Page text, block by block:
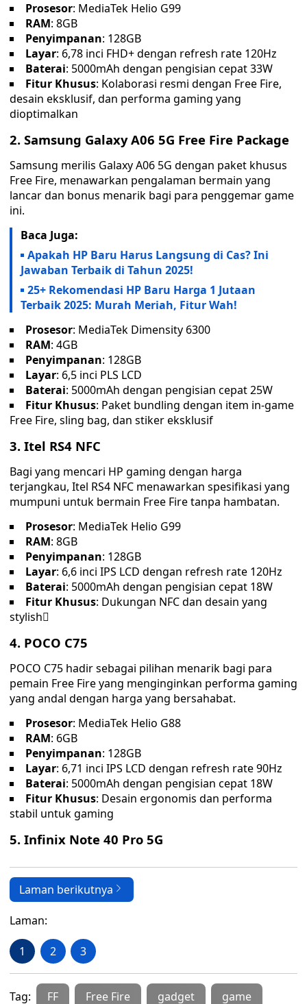
Prosesor: MediaTek Helio G99
RAM: 8GB
Penyimpanan: 128GB
Layar: 6,78 inci FHD+ dengan refresh rate 120Hz
Baterai: 5000mAh dengan pengisian cepat 33W
Fitur Khusus: Kolaborasi resmi dengan Free Fire,
desain eksklusif, dan performa gaming yang
dioptimalkan
2. Samsung Galaxy A06 5G Free Fire Package
Samsung merilis Galaxy A06 5G dengan paket khusus
Free Fire, menawarkan pengalaman bermain yang
lancar dan bonus menarik bagi para penggemar game
ini.
Baca Juga:
Apakah HP Baru Harus Langsung di Cas? Ini
Jawaban Terbaik di Tahun 2025!
25+ Rekomendasi HP Baru Harga 1 Jutaan
Terbaik 2025: Murah Meriah, Fitur Wah!
Prosesor: MediaTek Dimensity 6300
RAM: 4GB
Penyimpanan: 128GB
Layar: 6,5 inci PLS LCD
Baterai: 5000mAh dengan pengisian cepat 25W
Fitur Khusus: Paket bundling dengan item in-game
Free Fire, sling bag, dan stiker eksklusif
3. Itel RS4 NFC
Bagi yang mencari HP gaming dengan harga
terjangkau, Itel RS4 NFC menawarkan spesifikasi yang
mumpuni untuk bermain Free Fire tanpa hambatan.
Prosesor: MediaTek Helio G99
RAM: 8GB
Penyimpanan: 128GB
Layar: 6,6 inci IPS LCD dengan refresh rate 120Hz
Baterai: 5000mAh dengan pengisian cepat 18W
Fitur Khusus: Dukungan NFC dan desain yang
stylish
4. POCO C75
POCO C75 hadir sebagai pilihan menarik bagi para
pemain Free Fire yang menginginkan performa gaming
yang andal dengan harga yang bersahabat.
Prosesor: MediaTek Helio G88
RAM: 6GB
Penyimpanan: 128GB
Layar: 6,71 inci IPS LCD dengan refresh rate 90Hz
Baterai: 5000mAh dengan pengisian cepat 18W
Fitur Khusus: Desain ergonomis dan performa
stabil untuk gaming
5. Infinix Note 40 Pro 5G
Laman berikutnya
Laman:
1 2 3
Tag: FF Free Fire gadget game